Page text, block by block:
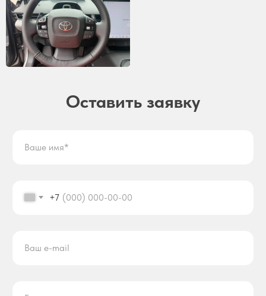
Оставить заявку
+7